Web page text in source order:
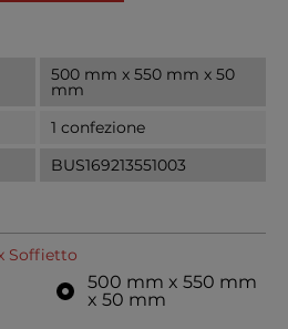
500 mm x 550 mm x 50
mm
1 confezione
BUS169213551003
Soffietto
500 mm x 550 mm
x 50 mm